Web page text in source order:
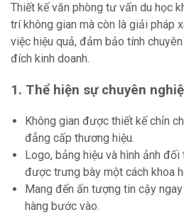
Thiết kế văn phòng tư vấn du học
trí không gian mà còn là giải pháp
việc hiệu quả, đảm bảo tính
đích kinh doanh.
1. Thể hiện sự chuyên
Không gian được thiết kế chỉn
đẳng cấp thương hiệu.
Logo, bảng hiệu và hình ảnh
được trưng bày một cách khoa
Mang đến ấn tượng tin cậy
hàng bước vào.